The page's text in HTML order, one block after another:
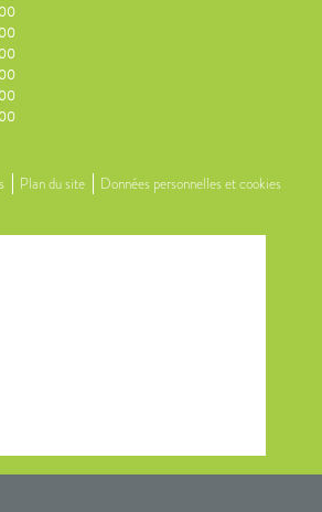
Plan du site Données personnelles et cookies